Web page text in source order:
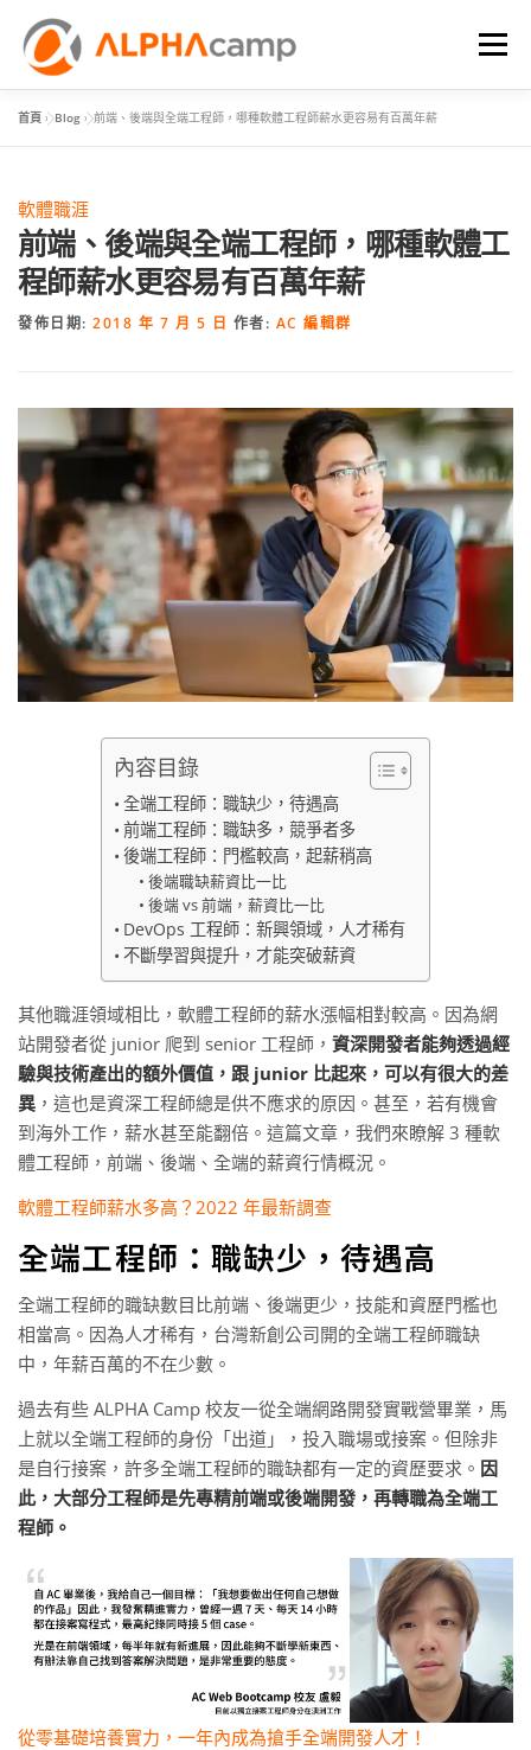
選單
FAQ
首頁 »Blog »前端、後端與全端工程師，哪種軟體工程師薪水更容易有百萬年薪
軟體職涯
前端、後端與全端工程師，哪種軟體工
程師薪水更容易有百萬年薪
發佈日期: 2018 年 7 月 5 日 作者: AC 編輯群
內容目錄
全端工程師：職缺少，待遇高
前端工程師：職缺多，競爭者多
後端工程師：門檻較高，起薪稍高
後端職缺薪資比一比
後端 vs 前端，薪資比一比
DevOps 工程師：新興領域，人才稀有
不斷學習與提升，才能突破薪資
其他職涯領域相比，軟體工程師的薪水漲幅相對較高。因為網
站開發者從 junior 爬到 senior 工程師， 資深開發者能夠透過經
驗與技術產出的額外價值，跟 junior 比起來，可以有很大的差
異 ，這也是資深工程師總是供不應求的原因。甚至，若有機會
到海外工作，薪水甚至能翻倍。這篇文章，我們來瞭解 3 種軟
體工程師，前端、後端、全端的薪資行情概況。
軟體工程師薪水多高？2022 年最新調查
全端工程師：職缺少，待遇高
全端工程師的職缺數目比前端、後端更少，技能和資歷門檻也
相當高。因為人才稀有，台灣新創公司開的全端工程師職缺
中，年薪百萬的不在少數。
過去有些 ALPHA Camp 校友一從全端網路開發實戰營畢業，馬
上就以全端工程師的身份「出道」，投入職場或接案。但除非
是自行接案，許多全端工程師的職缺都有一定的資歷要求。 因
此，大部分工程師是先專精前端或後端開發，再轉職為全端工
程師。
從零基礎培養實力，一年內成為搶手全端開發人才！